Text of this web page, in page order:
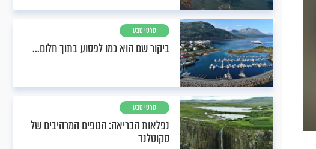
סרטי טבע
ביקור שם הוא כמו לפסוע בתוך חלום...
סרטי טבע
נפלאות הבריאה: הנופים המרהיבים של
סקוטלנד